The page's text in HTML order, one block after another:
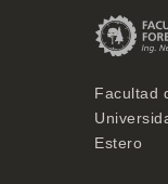
Facultad
Estero